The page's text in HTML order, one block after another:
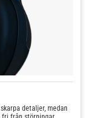
detaljer, medan